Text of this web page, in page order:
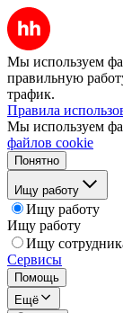
Мы используем
правильную
трафик.
Правила
Мы используем
файлов cookie
Понятно
Ищу работу
Ищу работу
Ищу работу
Ищу
Сервисы
Помощь
Ещё